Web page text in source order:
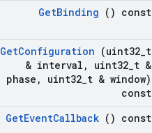
GetBinding () const
GetConfiguration (uint32 t
& interval , uint32 t &
phase , uint32 t & window)
const
GetEventCallback () const